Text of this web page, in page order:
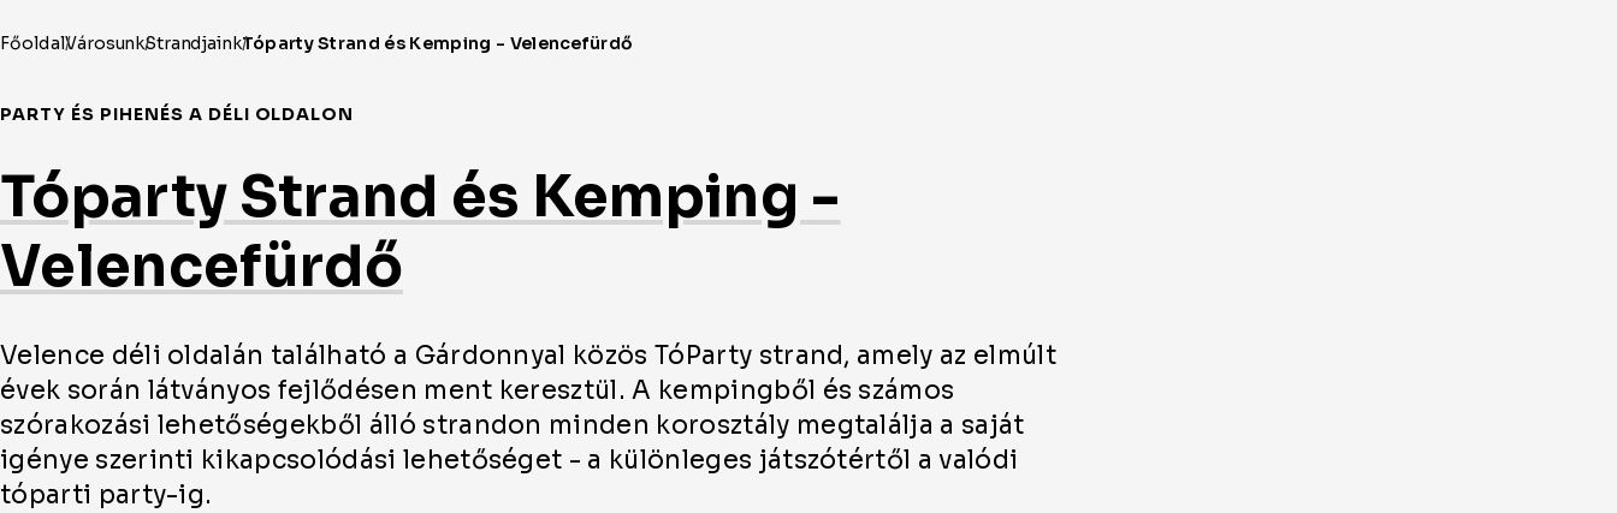
Tóparty Strand és Kemping -
Velencefürdő
PARTY ÉS PIHENÉS A DÉLI OLDALON
Velence déli oldalán található a Gárdonnyal közös TóParty strand, amely az elmúlt
évek során látványos fejlődésen ment keresztül. A kempingből és számos
szórakozási lehetőségekből álló strandon minden korosztály megtalálja a saját
igénye szerinti kikapcsolódási lehetőséget - a különleges játszótértől a valódi
tóparti party-ig.